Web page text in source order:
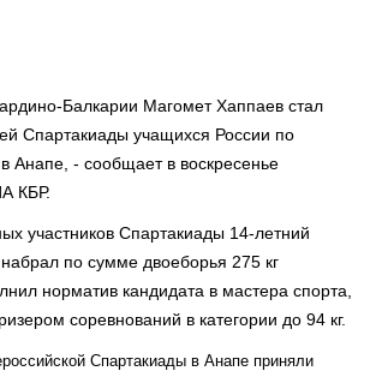
Балкарии Магомет Хаппаев стал
Спартакиады учащихся России по
Анапе, - сообщает в воскресенье
КБР.
участников Спартакиады 14-летний
по сумме двоеборья 275 кг
норматив кандидата в мастера спорта,
соревнований в категории до 94 кг.
Спартакиады в Анапе приняли